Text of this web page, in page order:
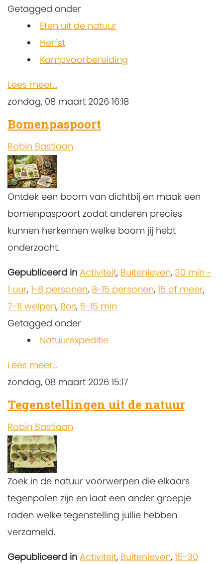
Getagged onder
Eten uit de natuur
Herfst
Kampvoorbereiding
Lees meer...
zondag, 08 maart 2026 16:18
Bomenpaspoort
Robin Bastiaan
Ontdek een boom van dichtbij en maak een
bomenpaspoort zodat anderen precies
kunnen herkennen welke boom jij hebt
onderzocht.
Gepubliceerd in Activiteit, Buitenleven, 30 min -
1 uur, 1-8 personen, 8-15 personen, 15 of meer,
7-11 welpen, Bos, 5-15 min
Getagged onder
Natuurexpeditie
Lees meer...
zondag, 08 maart 2026 15:17
Tegenstellingen uit de natuur
Robin Bastiaan
Zoek in de natuur voorwerpen die elkaars
tegenpolen zijn en laat een ander groepje
raden welke tegenstelling jullie hebben
verzameld.
Gepubliceerd in Activiteit, Buitenleven, 15-30